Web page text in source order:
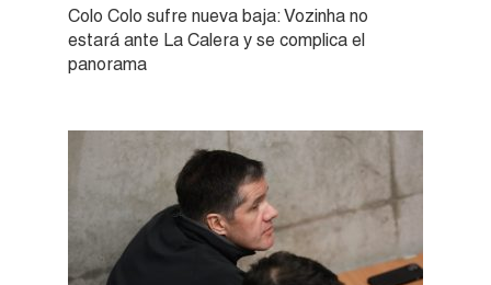
Colo Colo sufre nueva baja: Vozinha no
estará ante La Calera y se complica el
panorama